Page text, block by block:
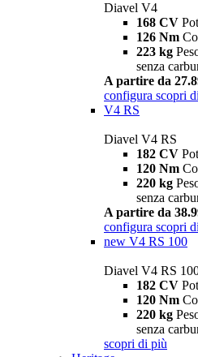
Diavel V4
168 CV
126 Nm
223 kg
senza
A partire da
configura scopri
V4 RS
Diavel V4 RS
182 CV
120 Nm
220 kg
senza
A partire da
configura scopri
new V4 RS 100
Diavel V4 RS
182 CV
120 Nm
220 kg
senza
scopri di più